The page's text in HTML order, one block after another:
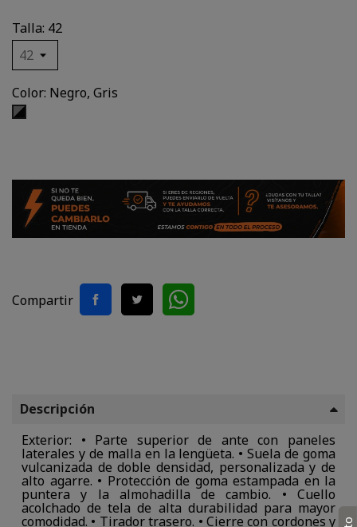
Talla: 42
Color: Negro, Gris
Negro,
Compartir
Descripción
Exterior: • Parte superior de ante con paneles
laterales y de malla en la lengüeta. • Suela de goma
vulcanizada de doble densidad, personalizada y de
alto agarre. • Protección de goma estampada en la
puntera y la almohadilla de cambio. • Cuello
acolchado de tela de alta durabilidad para mayor
comodidad. • Tirador trasero. • Cierre con cordones y